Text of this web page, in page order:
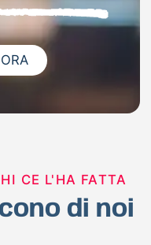
CE L'HA FATTA
di noi